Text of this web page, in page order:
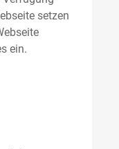
setzen
ein.